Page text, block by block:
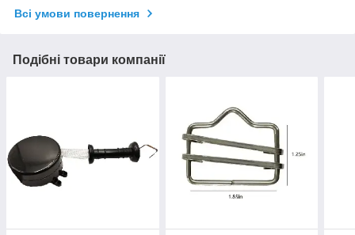
Всі умови повернення
Подібні товари компанії